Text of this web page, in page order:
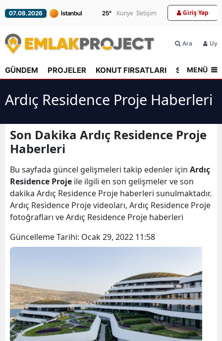
07.08.2026 25° Künye İletişim Giriş Yap
Ara
GÜNDEM PROJELER KONUT FIRSATLARI SEKTÖR
MENÜ
Ardıç Residence Proje Haberleri
Son Dakika Ardıç Residence Proje
Haberleri
Bu sayfada güncel gelişmeleri takip edenler için Ardıç
Residence Proje ile ilgili en son gelişmeler ve son
dakika Ardıç Residence Proje haberleri sunulmaktadır.
Ardıç Residence Proje videoları, Ardıç Residence Proje
fotoğrafları ve Ardıç Residence Proje haberleri
Güncelleme Tarihi: Ocak 29, 2022 11:58